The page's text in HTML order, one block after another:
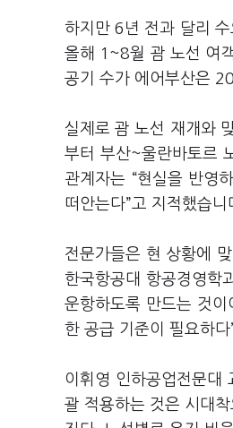
하지만 6년 전과 달리
올해 1~8월 괌 노선 여
공기 수가 에어부산은
실제로 괌 노선 재개와
부터 부산~울란바토르
관계자는 “현실을 반영
떠안는다”고 지적했습니
전문가들은 현 상황에
한국항공대 항공경영학
운항하도록 만드는 것
한 공급 기준이 필요하다
이휘영 인하공업전문대
괄 적용하는 것은 시대